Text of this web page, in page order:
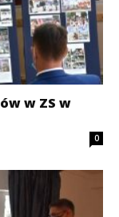
w ZS w
0